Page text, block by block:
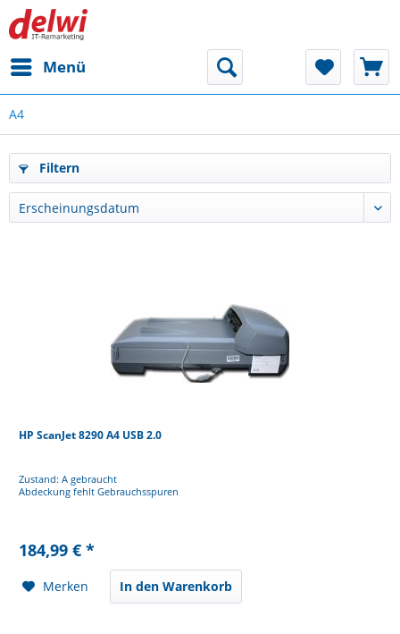
Menü
A4
Filtern
HP ScanJet 8290 A4 USB 2.0
Zustand: A gebraucht
Abdeckung fehlt Gebrauchsspuren
184,99 € *
Merken In den Warenkorb